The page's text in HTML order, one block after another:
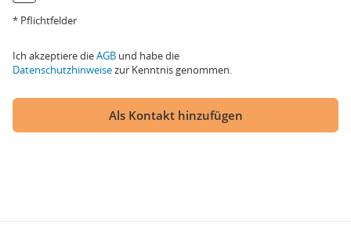
* Pflichtfelder
Ich akzeptiere dieAGB und habe die
Datenschutzhinweisezur Kenntnis genommen.
Als Kontakt hinzufügen